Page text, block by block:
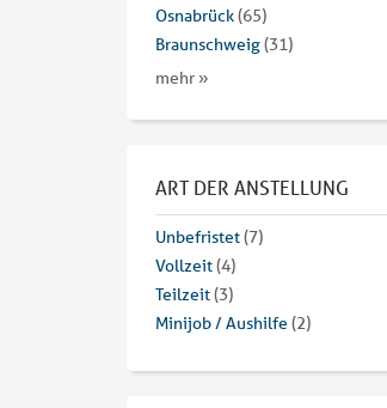
Osnabrück(65)
Braunschweig(31)
mehr »
ART DER ANSTELLUNG
Unbefristet(7)
Vollzeit(4)
Teilzeit(3)
Minijob / Aushilfe (2)